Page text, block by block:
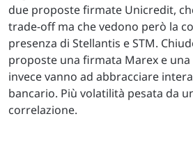
due proposte firmate Unicredit,
trade-off ma che vedono però la
presenza di Stellantis e STM.
proposte una firmata Marex e una
invece vanno ad abbracciare
bancario. Più volatilità pesata da
correlazione.